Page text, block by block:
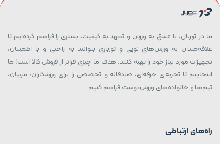
ما در توربال، با عشق به ورزش و تعهد به کیفیت، بستری را فراهم کرده‌ایم تا
علاقه‌مندان به ورزش‌های توپی و توربازی بتوانند به راحتی و با اطمینان،
تجهیزات مورد نیاز خود را تهیه کنند. هدف ما چیزی فراتر از فروش کالا است؛ ما
اینجاییم تا تجربه‌ای حرفه‌ای، صادقانه و تخصصی را برای ورزشکاران، مربیان،
تیم‌ها و خانواده‌های ورزش‌دوست فراهم کنیم.
راه‌های ارتباطی